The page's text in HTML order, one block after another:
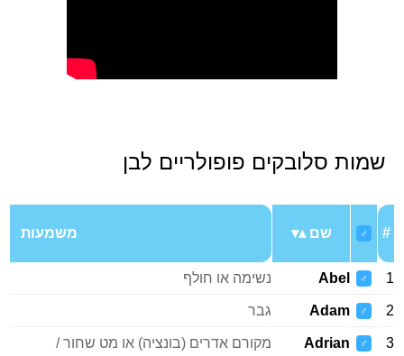
שמות סלובקים פופולריים לבן
#
♂ שם משמעות
1
♂
Abel נשימה או חולף
2
♂
Adam גבר
3
♂
Adrian
מקורם אדרים (בונציה) או מט שחור /